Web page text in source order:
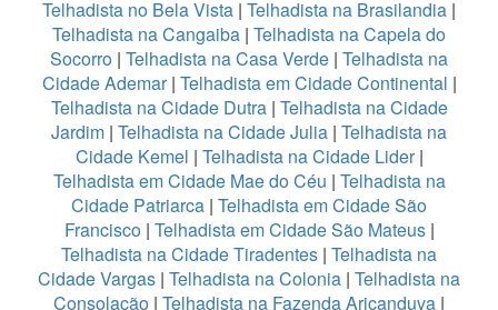
Telhadista no Bela Vista | Telhadista na Brasilandia |
Telhadista na Cangaiba | Telhadista na Capela do
Socorro | Telhadista na Casa Verde | Telhadista na
Cidade Ademar| Telhadista em Cidade Continental |
Telhadista na Cidade Dutra | Telhadista na Cidade
Jardim | Telhadista na Cidade Julia | Telhadista na
Cidade Kemel | Telhadista na Cidade Lider|
Telhadista em Cidade Mae do Céu | Telhadista na
Cidade Patriarca | Telhadista em Cidade São
Francisco | Telhadista em Cidade São Mateus|
Telhadista na Cidade Tiradentes | Telhadista na
Cidade Vargas | Telhadista na Colonia | Telhadista na
Consolação | Telhadista na Fazenda Aricanduva |